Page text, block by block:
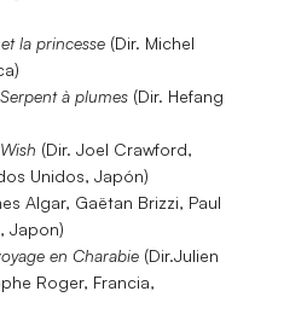
la princesse (Dir. Michel
à plumes (Dir. Hefang
(Dir. Joel Crawford,
Unidos, Japón)
Algar, Gaëtan Brizzi, Paul
Japon)
en Charabie (Dir.Julien
Roger, Francia,